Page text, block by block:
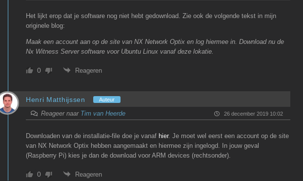
Het lijkt erop dat je software nog niet hebt gedownload. Zie ook de volgende tekst in mijn
originele blog:
Maak een account aan op de site van NX Network Optix en log hiermee in. Download nu de
Nx Witness Server software voor Ubuntu Linux vanaf deze lokatie.
0 Reageren
Henri Matthijssen Auteur
Reageer naar Tim van Heerde 26 december 2019 10:02
Downloaden van de installatie-file doe je vanaf hier. Je moet wel eerst een account op de site
van NX Network Optix hebben aangemaakt en hiermee zijn ingelogd. In jouw geval
(Raspberry Pi) kies je dan de download voor ARM devices (rechtsonder).
0 Reageren